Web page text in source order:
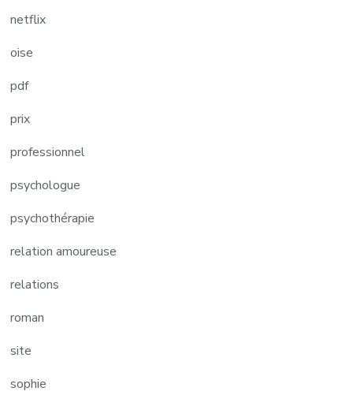
netflix
oise
pdf
prix
professionnel
psychologue
psychothérapie
relation amoureuse
relations
roman
site
sophie